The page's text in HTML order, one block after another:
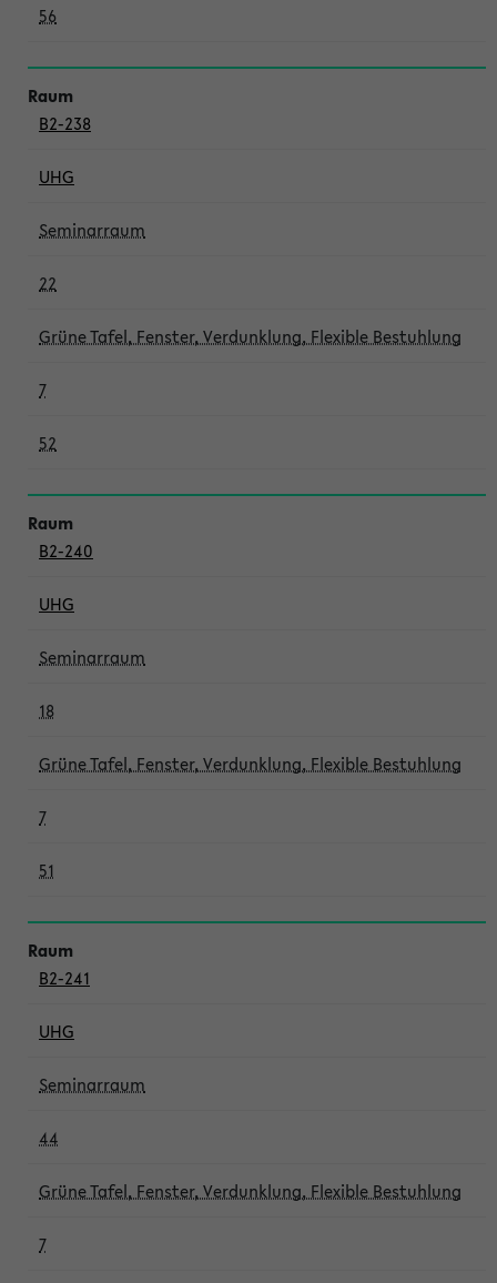
56
B2-238
UHG
Seminarraum
22
Grüne Tafel, Fenster, Verdunklung, Flexible Bestuhlung
7
52
B2-240
UHG
Seminarraum
18
Grüne Tafel, Fenster, Verdunklung, Flexible Bestuhlung
7
51
B2-241
UHG
Seminarraum
44
Grüne Tafel, Fenster, Verdunklung, Flexible Bestuhlung
7